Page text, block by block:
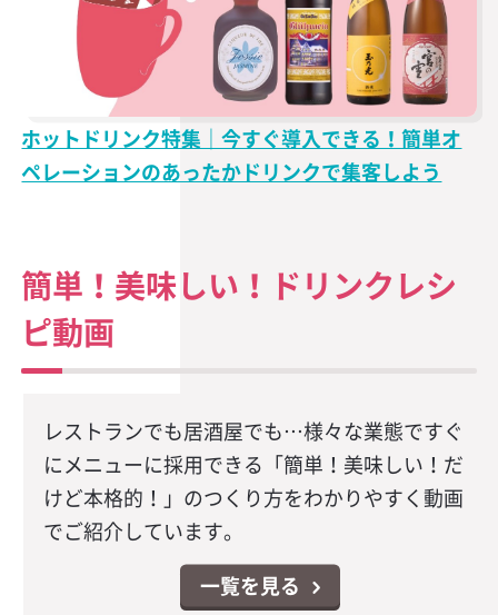
ホットドリンク特集｜今すぐ導入できる！簡単オ
ペレーションのあったかドリンクで集客しよう
簡単！美味しい！ドリンクレシ
ピ動画
レストランでも居酒屋でも…様々な業態ですぐ
にメニューに採用できる「簡単！美味しい！だ
けど本格的！」のつくり方をわかりやすく動画
でご紹介しています。
一覧を見る